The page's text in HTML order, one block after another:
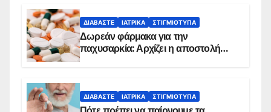
ΔΙΑΒΆΣΤΕ ΙΑΤΡΙΚΆ ΣΤΙΓΜΙΌΤΥΠΑ
Δωρεάν φάρμακα για την
παχυσαρκία: Αρχίζει η αποστολή
ΔΙΑΒΆΣΤΕ ΙΑΤΡΙΚΆ ΣΤΙΓΜΙΌΤΥΠΑ